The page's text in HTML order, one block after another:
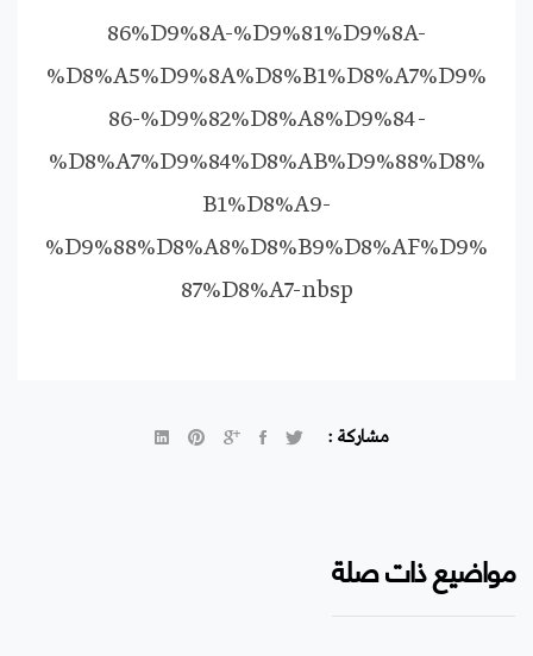
86%D9%8A-%D9%81%D9%8A-
%D8%A5%D9%8A%D8%B1%D8%A7%D9%
86-%D9%82%D8%A8%D9%84-
%D8%A7%D9%84%D8%AB%D9%88%D8%
B1%D8%A9-
%D9%88%D8%A8%D8%B9%D8%AF%D9%
87%D8%A7-nbsp
مشاركة :
مواضيع ذات صلة